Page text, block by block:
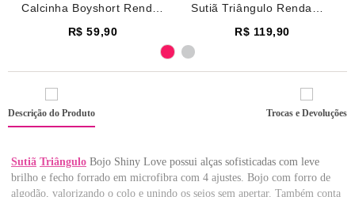
Calcinha Boyshort Renda
R$ 59,90
Sutiã Triângulo Renda
R$ 119,90
Descrição do Produto Trocas e Devoluções
Sutiã Triângulo Bojo Shiny Love possui alças sofisticadas com leve
brilho e fecho forrado em microfibra com 4 ajustes. Bojo com forro de
algodão, valorizando o colo e unindo os seios sem apertar. Também conta